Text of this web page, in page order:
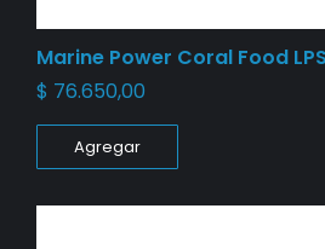
Marine Power Coral Food
$ 76.650,00
Agregar